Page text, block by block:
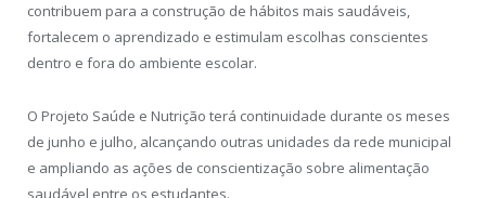
contribuem para a construção de hábitos mais saudáveis,
fortalecem o aprendizado e estimulam escolhas conscientes
dentro e fora do ambiente escolar.
O Projeto Saúde e Nutrição terá continuidade durante os meses
de junho e julho, alcançando outras unidades da rede municipal
e ampliando as ações de conscientização sobre alimentação
saudável entre os estudantes.